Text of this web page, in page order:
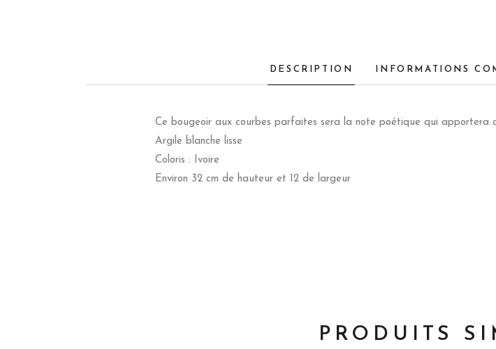
DESCRIPTION INFORMATIONS
Ce bougeoir aux courbes parfaites sera la note poétique qui apportera
Argile blanche lisse
Coloris : Ivoire
Environ 32 cm de hauteur et 12 de largeur
PRODUITS